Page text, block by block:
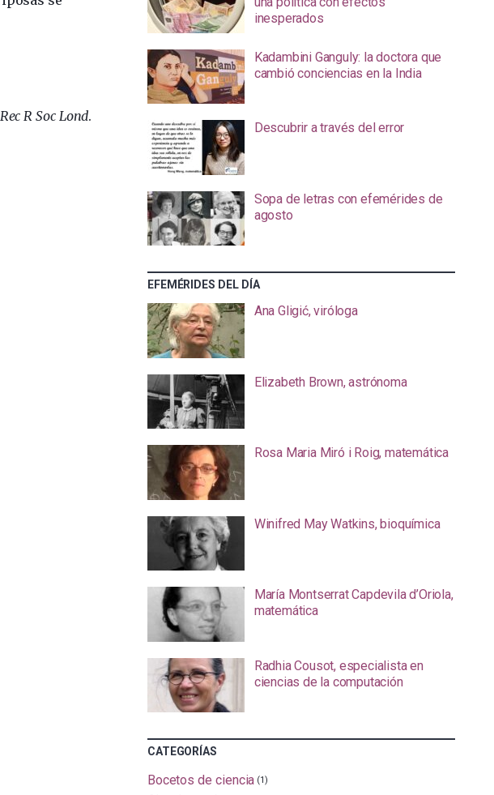
R Soc Lond.
inesperados
Kadambini Ganguly: la doctora que
cambió conciencias en la India
Descubrir a través del error
Sopa de letras con efemérides de
agosto
EFEMÉRIDES DEL DÍA
Ana Gligić, viróloga
Elizabeth Brown, astrónoma
Rosa Maria Miró i Roig, matemática
Winifred May Watkins, bioquímica
María Montserrat Capdevila d’Oriola,
matemática
Radhia Cousot, especialista en
ciencias de la computación
CATEGORÍAS
Bocetos de ciencia (1)